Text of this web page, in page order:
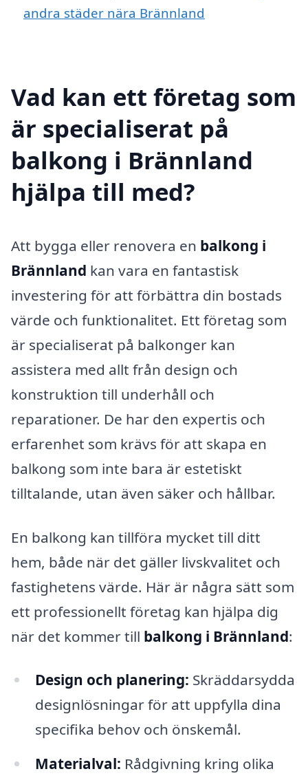
andra städer nära Brännland
Vad kan ett företag som
är specialiserat på
balkong i Brännland
hjälpa till med?
Att bygga eller renovera en balkong i
Brännland kan vara en fantastisk
investering för att förbättra din bostads
värde och funktionalitet. Ett företag som
är specialiserat på balkonger kan
assistera med allt från design och
konstruktion till underhåll och
reparationer. De har den expertis och
erfarenhet som krävs för att skapa en
balkong som inte bara är estetiskt
tilltalande, utan även säker och hållbar.
En balkong kan tillföra mycket till ditt
hem, både när det gäller livskvalitet och
fastighetens värde. Här är några sätt som
ett professionellt företag kan hjälpa dig
när det kommer till balkong i Brännland:
Design och planering: Skräddarsydda
designlösningar för att uppfylla dina
specifika behov och önskemål.
Materialval: Rådgivning kring olika